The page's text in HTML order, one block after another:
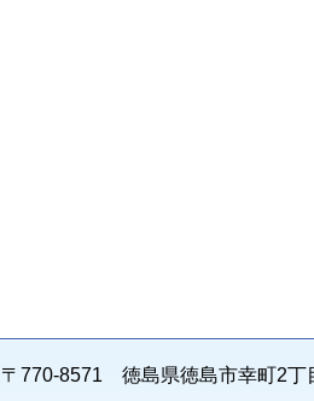
〒770-8571 徳島県徳島市幸町2丁